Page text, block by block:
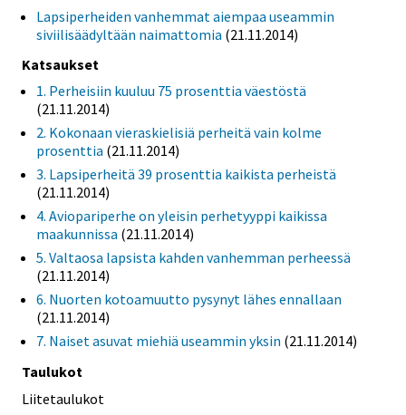
Lapsiperheiden vanhemmat aiempaa useammin
siviilisäädyltään naimattomia (21.11.2014)
Katsaukset
1. Perheisiin kuuluu 75 prosenttia väestöstä
(21.11.2014)
2. Kokonaan vieraskielisiä perheitä vain kolme
prosenttia (21.11.2014)
3. Lapsiperheitä 39 prosenttia kaikista perheistä
(21.11.2014)
4. Aviopariperhe on yleisin perhetyyppi kaikissa
maakunnissa (21.11.2014)
5. Valtaosa lapsista kahden vanhemman perheessä
(21.11.2014)
6. Nuorten kotoamuutto pysynyt lähes ennallaan
(21.11.2014)
7. Naiset asuvat miehiä useammin yksin (21.11.2014)
Taulukot
Liitetaulukot